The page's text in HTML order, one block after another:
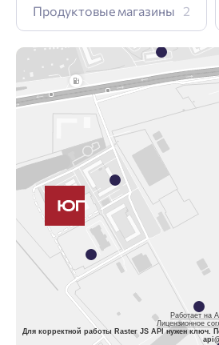
Продуктовые магазины 2
Работает на
Лицензионное
Для корректной работы Raster JS API нужен ключ.